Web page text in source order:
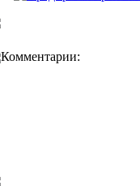
Комментарии: